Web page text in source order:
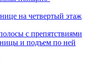
на четвертый этаж
с препятствиями
и подъем по ней